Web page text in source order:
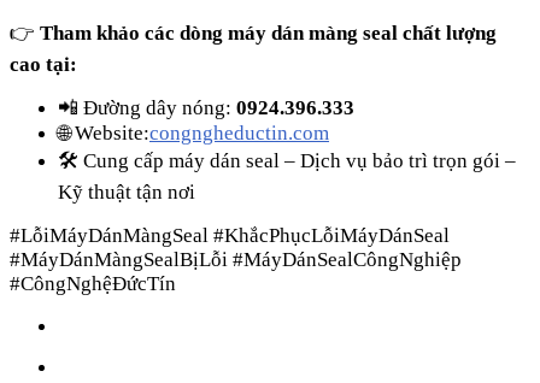
👉 Tham khảo các dòng máy dán màng seal chất lượng
cao tại:
📲 Đường dây nóng: 0924.396.333
🌐 Website:congngheductin.com
🛠️ Cung cấp máy dán seal – Dịch vụ bảo trì trọn gói –
Kỹ thuật tận nơi
#LỗiMáyDánMàngSeal #KhắcPhụcLỗiMáyDánSeal
#MáyDánMàngSealBịLỗi #MáyDánSealCôngNghiệp
#CôngNghệĐứcTín